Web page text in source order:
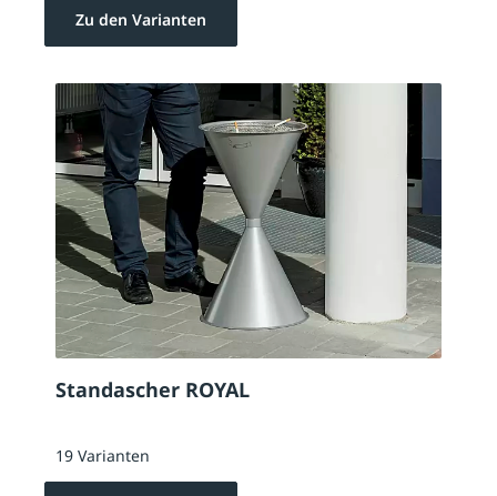
Zu den Varianten
Standascher ROYAL
19 Varianten